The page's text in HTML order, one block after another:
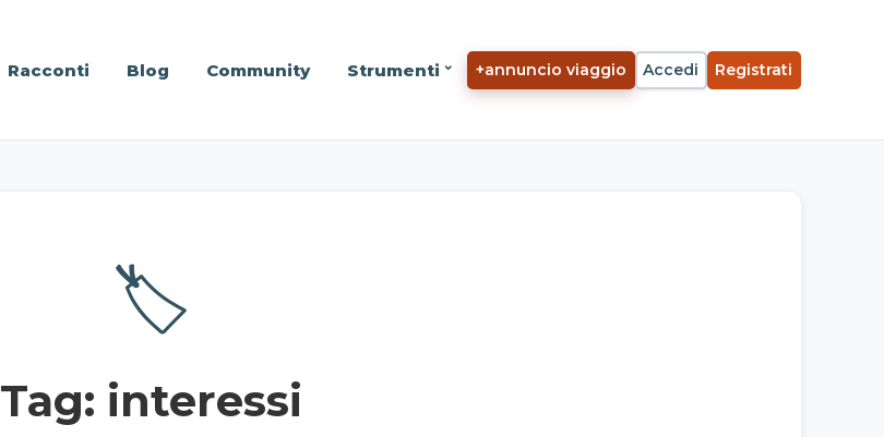
Racconti Blog Community Strumenti +annuncio viaggio Accedi Registrati
🏷️
Tag: interessi